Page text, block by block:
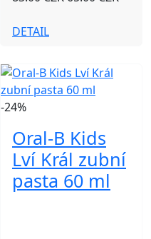
DETAIL
-24%
Oral-B Kids
Lví Král zubní
pasta 60 ml